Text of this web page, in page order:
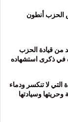
الحزب أنطون
من قيادة الحزب
ذكرى استشهاده
للإرادة التي لا تنكسر ودماء
وسيادتها